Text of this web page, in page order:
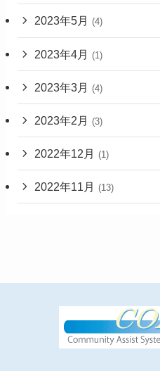
2023年5月 (4)
2023年4月 (1)
2023年3月 (4)
2023年2月 (3)
2022年12月 (1)
2022年11月 (13)